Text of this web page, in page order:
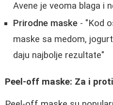
Avene je veoma blaga i
Prirodne maske - "Kod
maske sa medom,
daju najbolje rezultate"
Peel-off maske: Za i